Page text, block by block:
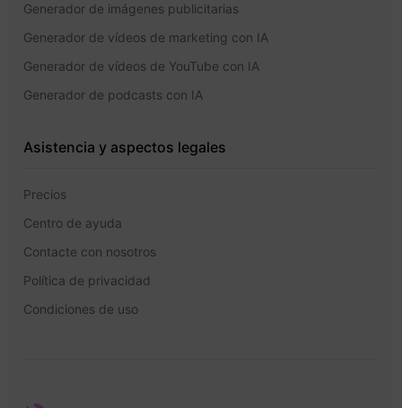
Generador de imágenes publicitarias
Generador de vídeos de marketing con IA
Generador de vídeos de YouTube con IA
Generador de podcasts con IA
Asistencia y aspectos legales
Precios
Centro de ayuda
Contacte con nosotros
Política de privacidad
Condiciones de uso